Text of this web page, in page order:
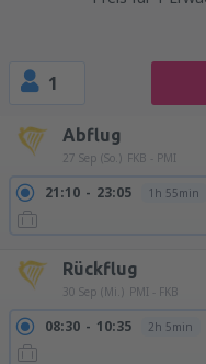
1
Abflug
27 Sep (So.) FKB - PMI
21:10 23:05 1h 55min
Rückflug
30 Sep (Mi.) PMI - FKB
08:30 10:35 2h 5min